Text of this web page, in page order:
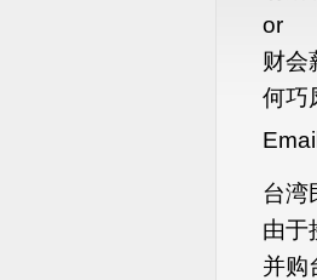
or
财会
何巧
台湾
由于
并购